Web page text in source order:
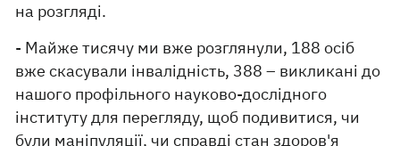
на розгляді.
- Майже тисячу ми вже розглянули, 188 осіб
вже скасували інвалідність, 388 – викликані до
нашого профільного науково-дослідного
інституту для перегляду, щоб подивитися, чи
були маніпуляції, чи справді стан здоров'я